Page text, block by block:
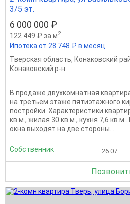
3/5 эт.
6 000 000 ₽
122 449 ₽ за м2
Ипотека от 28 748 ₽ в месяц
Тверская область, Конаковский
Конаковский р-н
В продаже двухкомнатная
на третьем этаже пятиэтажного
постройки. Характеристики
кв.м., жилая 30 кв.м., кухня 7,6
окна выходят на две стороны...
Собственник 26.07